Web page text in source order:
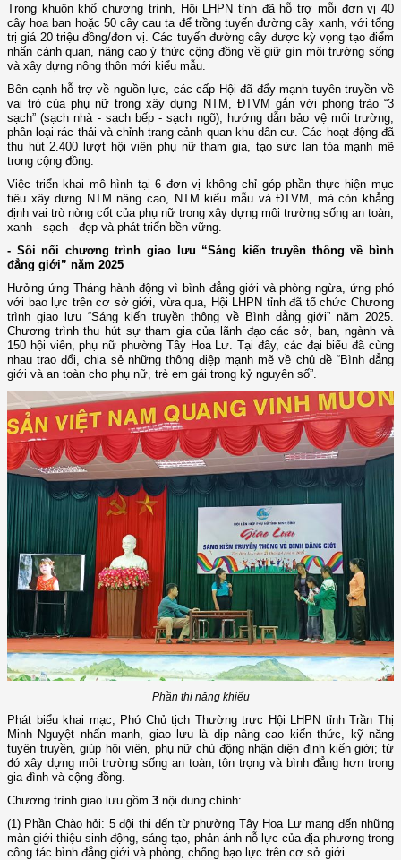
Trong khuôn khổ chương trình, Hội LHPN tỉnh đã hỗ trợ mỗi đơn vị 40
cây hoa ban hoặc 50 cây cau ta để trồng tuyến đường cây xanh, với tổng
trị giá 20 triệu đồng/đơn vị. Các tuyến đường cây được kỳ vọng tạo điểm
nhấn cảnh quan, nâng cao ý thức cộng đồng về giữ gìn môi trường sống
và xây dựng nông thôn mới kiểu mẫu.
Bên cạnh hỗ trợ về nguồn lực, các cấp Hội đã đẩy mạnh tuyên truyền về
vai trò của phụ nữ trong xây dựng NTM, ĐTVM gắn với phong trào “3
sạch” (sạch nhà - sạch bếp - sạch ngõ); hướng dẫn bảo vệ môi trường,
phân loại rác thải và chỉnh trang cảnh quan khu dân cư. Các hoạt động đã
thu hút 2.400 lượt hội viên phụ nữ tham gia, tạo sức lan tỏa mạnh mẽ
trong cộng đồng.
Việc triển khai mô hình tại 6 đơn vị không chỉ góp phần thực hiện mục
tiêu xây dựng NTM nâng cao, NTM kiểu mẫu và ĐTVM, mà còn khẳng
định vai trò nòng cốt của phụ nữ trong xây dựng môi trường sống an toàn,
xanh - sạch - đẹp và phát triển bền vững.
- Sôi nổi chương trình giao lưu “Sáng kiến truyền thông về bình
đẳng giới” năm 2025
Hưởng ứng Tháng hành động vì bình đẳng giới và phòng ngừa, ứng phó
với bạo lực trên cơ sở giới, vừa qua, Hội LHPN tỉnh đã tổ chức Chương
trình giao lưu “Sáng kiến truyền thông về Bình đẳng giới” năm 2025.
Chương trình thu hút sự tham gia của lãnh đạo các sở, ban, ngành và
150 hội viên, phụ nữ phường Tây Hoa Lư. Tại đây, các đại biểu đã cùng
nhau trao đổi, chia sẻ những thông điệp mạnh mẽ về chủ đề “Bình đẳng
giới và an toàn cho phụ nữ, trẻ em gái trong kỷ nguyên số”.
Phần thi năng khiếu
Phát biểu khai mạc, Phó Chủ tịch Thường trực Hội LHPN tỉnh Trần Thị
Minh Nguyệt nhấn mạnh, giao lưu là dịp nâng cao kiến thức, kỹ năng
tuyên truyền, giúp hội viên, phụ nữ chủ động nhận diện định kiến giới; từ
đó xây dựng môi trường sống an toàn, tôn trọng và bình đẳng hơn trong
gia đình và cộng đồng.
Chương trình giao lưu gồm 3 nội dung chính:
(1) Phần Chào hỏi: 5 đội thi đến từ phường Tây Hoa Lư mang đến những
màn giới thiệu sinh động, sáng tạo, phản ánh nỗ lực của địa phương trong
công tác bình đẳng giới và phòng, chống bạo lực trên cơ sở giới.